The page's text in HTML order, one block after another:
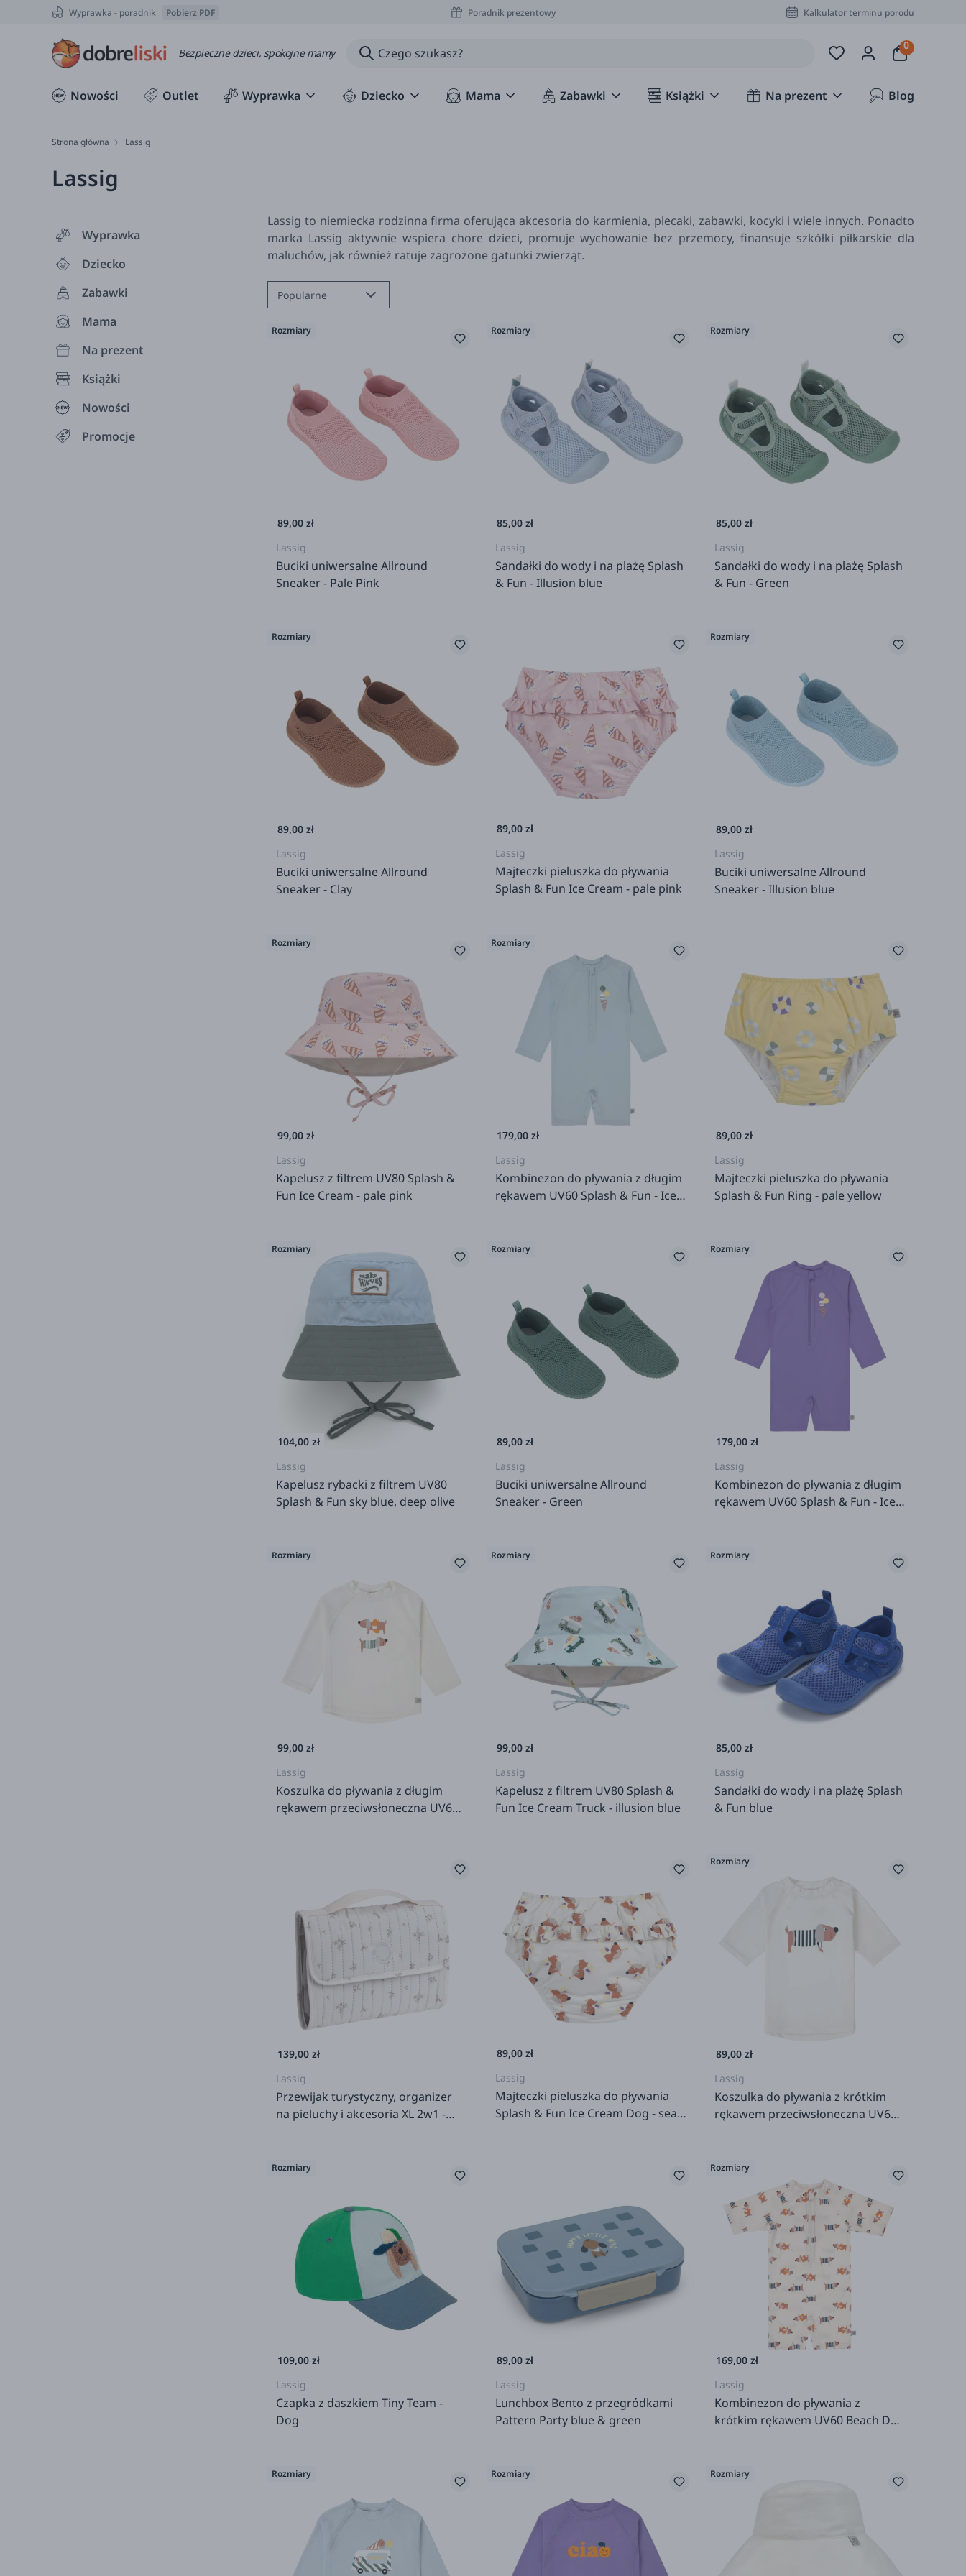
Wyprawka - poradnik Pobierz PDF Poradnik prezentowy Kalkulator terminu porodu
Bezpieczne dzieci, spokojne mamy
Nowości Outlet Wyprawka Dziecko Mama Zabawki Książki Na prezent Blog
Strona główna Lassig
Lassig
Wyprawka
Dziecko
Zabawki
Mama
Na prezent
Książki
Nowości
Promocje
Lassig to niemiecka rodzinna firma oferująca akcesoria do karmienia, plecaki, zabawki, kocyki i wiele innych. Ponadto
marka Lassig aktywnie wspiera chore dzieci, promuje wychowanie bez przemocy, finansuje szkółki piłkarskie dla
maluchów, jak również ratuje zagrożone gatunki zwierząt.
Popularne
Rozmiary
89,00 zł
Lassig
Buciki uniwersalne Allround
Sneaker - Pale Pink
Rozmiary
85,00 zł
Lassig
Sandałki do wody i na plażę Splash
& Fun - Illusion blue
Rozmiary
85,00 zł
Lassig
Sandałki do wody i na plażę Splash
& Fun - Green
Rozmiary
89,00 zł
Lassig
Buciki uniwersalne Allround
Sneaker - Clay
89,00 zł
Lassig
Majteczki pieluszka do pływania
Splash & Fun Ice Cream - pale pink
Rozmiary
89,00 zł
Lassig
Buciki uniwersalne Allround
Sneaker - Illusion blue
Rozmiary
99,00 zł
Lassig
Kapelusz z filtrem UV80 Splash &
Fun Ice Cream - pale pink
Rozmiary
179,00 zł
Lassig
Kombinezon do pływania z długim
rękawem UV60 Splash & Fun - Ice
89,00 zł
Lassig
Majteczki pieluszka do pływania
Splash & Fun Ring - pale yellow
Rozmiary
104,00 zł
Lassig
Kapelusz rybacki z filtrem UV80
Splash & Fun sky blue, deep olive
Rozmiary
89,00 zł
Lassig
Buciki uniwersalne Allround
Sneaker - Green
Rozmiary
179,00 zł
Lassig
Kombinezon do pływania z długim
rękawem UV60 Splash & Fun - Ice
Rozmiary
99,00 zł
Lassig
Koszulka do pływania z długim
rękawem przeciwsłoneczna UV60
Rozmiary
99,00 zł
Lassig
Kapelusz z filtrem UV80 Splash &
Fun Ice Cream Truck - illusion blue
Rozmiary
85,00 zł
Lassig
Sandałki do wody i na plażę Splash
& Fun blue
139,00 zł
Lassig
Przewijak turystyczny, organizer
na pieluchy i akcesoria XL 2w1 -
89,00 zł
Lassig
Majteczki pieluszka do pływania
Splash & Fun Ice Cream Dog - sea
Rozmiary
89,00 zł
Lassig
Koszulka do pływania z krótkim
rękawem przeciwsłoneczna UV60
Rozmiary
109,00 zł
Lassig
Czapka z daszkiem Tiny Team -
Dog
89,00 zł
Lassig
Lunchbox Bento z przegródkami
Pattern Party blue & green
Rozmiary
169,00 zł
Lassig
Kombinezon do pływania z
krótkim rękawem UV60 Beach Dog
Rozmiary Rozmiary Rozmiary